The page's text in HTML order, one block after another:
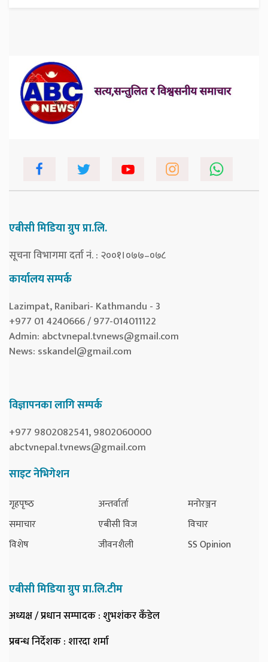
एबीसी मिडिया ग्रुप प्रा.लि.
सूचना विभागमा दर्ता नं. : २००१।०७७–०७८
कार्यालय सम्पर्क
Lazimpat, Ranibari- Kathmandu - 3
+977 01 4240666 / 977-014011122
Admin: abctvnepal.tvnews@gmail.com
News: sskandel@gmail.com
विज्ञापनका लागि सम्पर्क
+977 9802082541, 9802060000
abctvnepal.tvnews@gmail.com
साइट नेभिगेशन
गृहपृष्‍ठ
समाचार
विशेष
अन्तर्वार्ता
एबीसी विज
जीवनशैली
मनोरञ्जन
विचार
SS Opinion
एबीसी मिडिया ग्रुप प्रा.लि.टीम
अध्यक्ष / प्रधान सम्पादक: शुभशंकर कँडेल
प्रबन्ध निर्देशक: शारदा शर्मा